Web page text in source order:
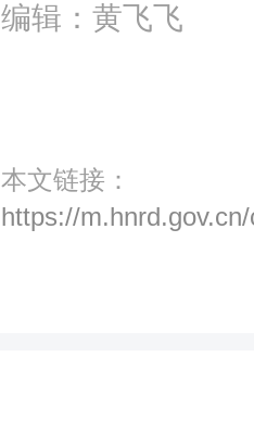
编辑：黄飞飞
本文链接：
https://